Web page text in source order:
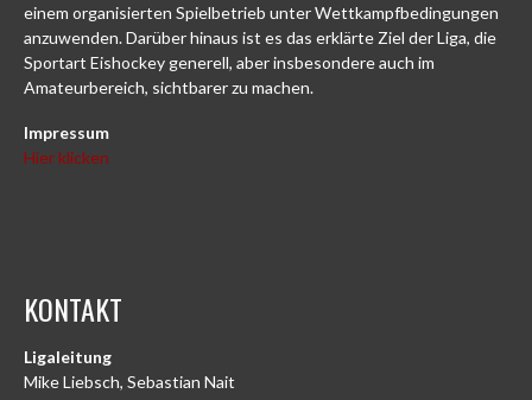
einem organisierten Spielbetrieb unter Wettkampfbedingungen
anzuwenden. Darüber hinaus ist es das erklärte Ziel der Liga, die
Sportart Eishockey generell, aber insbesondere auch im
Amateurbereich, sichtbarer zu machen.
Impressum
Hier klicken
KONTAKT
Ligaleitung
Mike Liebsch, Sebastian Nait